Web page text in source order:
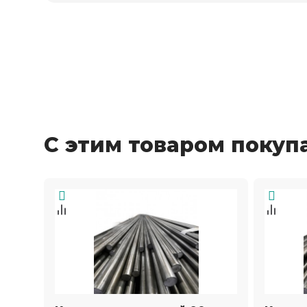
С этим товаром